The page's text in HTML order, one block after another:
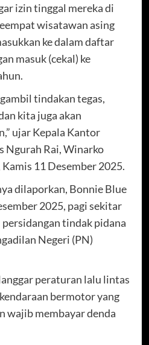
izin tinggal mereka di
wisatawan asing
ke dalam daftar
masuk (cekal) ke
tindakan tegas,
kita juga akan
ujar Kepala Kantor
Ngurah Rai, Winarko
11 Desember 2025.
dilaporkan, Bonnie Blue
2025, pagi sekitar
tindak pidana
Negeri (PN)
peraturan lalu lintas
bermotor yang
wajib membayar denda